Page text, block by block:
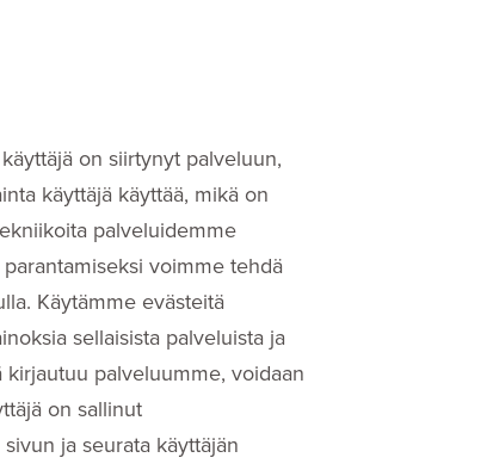
on siirtynyt palveluun,
käyttäjä käyttää, mikä on
palveluidemme
voimme tehdä
Käytämme evästeitä
sellaisista palveluista ja
palveluumme, voidaan
on sallinut
ja seurata käyttäjän